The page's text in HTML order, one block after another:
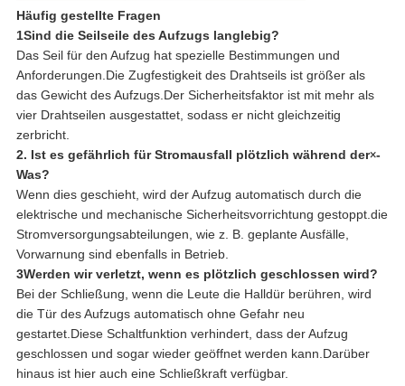
Häufig gestellte Fragen
1Sind die Seilseile des Aufzugs langlebig?
Das Seil für den Aufzug hat spezielle Bestimmungen und
Anforderungen.Die Zugfestigkeit des Drahtseils ist größer als
das Gewicht des Aufzugs.Der Sicherheitsfaktor ist mit mehr als
vier Drahtseilen ausgestattet, sodass er nicht gleichzeitig
zerbricht.
2. Ist es gefährlich für Stromausfall plötzlich während der×-
Was?
Wenn dies geschieht, wird der Aufzug automatisch durch die
elektrische und mechanische Sicherheitsvorrichtung gestoppt.die
Stromversorgungsabteilungen, wie z. B. geplante Ausfälle,
Vorwarnung sind ebenfalls in Betrieb.
3Werden wir verletzt, wenn es plötzlich geschlossen wird?
Bei der Schließung, wenn die Leute die Halldür berühren, wird
die Tür des Aufzugs automatisch ohne Gefahr neu
gestartet.Diese Schaltfunktion verhindert, dass der Aufzug
geschlossen und sogar wieder geöffnet werden kann.Darüber
hinaus ist hier auch eine Schließkraft verfügbar.